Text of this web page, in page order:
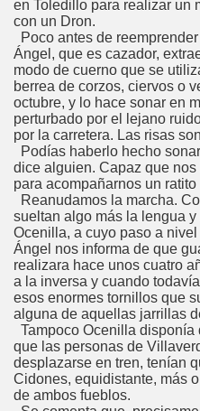
en Toledillo para realizar un
con un Dron.
Poco antes de
Ángel, que es cazador,
modo de cuerno que se
berrea de corzos, ciervos o
octubre, y lo hace sonar en
perturbado por el lejano
por la carretera. Las risas
Podías haberlo hecho
dice alguien. Capaz que
para acompañarnos un
Reanudamos la marcha.
sueltan algo más la lengua
Ocenilla, a cuyo paso a
Ángel nos informa de que
realizara hace unos cuatro
a la inversa y cuando
esos enormes tornillos que
alguna de aquellas jarrillas
Tampoco Ocenilla disponía
que las personas de
desplazarse en tren, tenían
Cidones, equidistante, más
de ambos fueblos.